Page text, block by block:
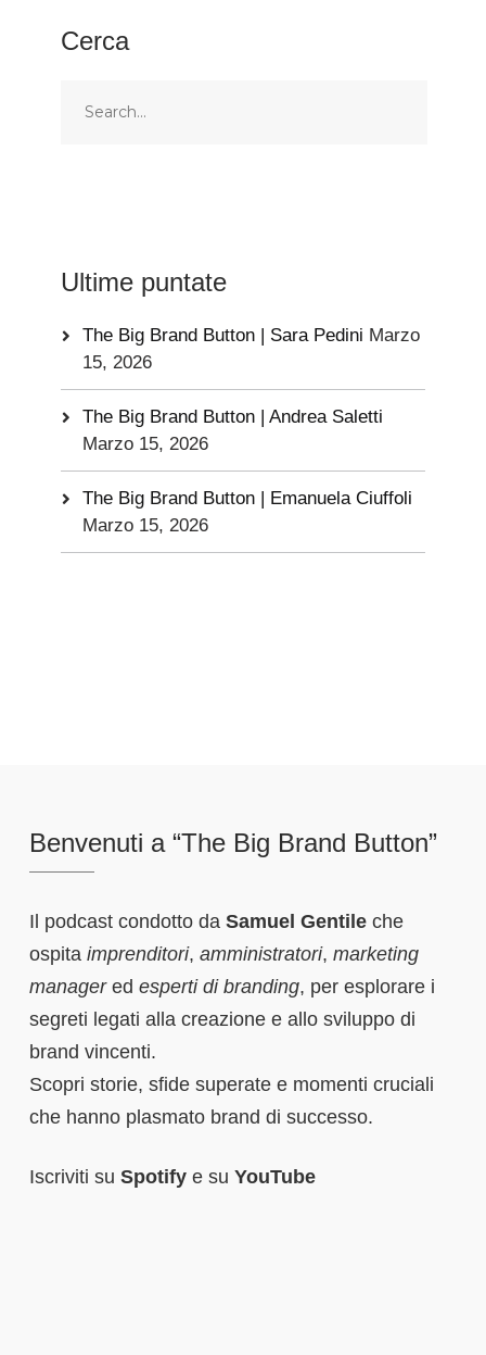
Cerca
Ultime puntate
The Big Brand Button | Sara Pedini Marzo
15, 2026
The Big Brand Button | Andrea Saletti
Marzo 15, 2026
The Big Brand Button | Emanuela Ciuffoli
Marzo 15, 2026
Benvenuti a “The Big Brand Button”
Il podcast condotto da Samuel Gentileche
ospita imprenditori, amministratori, marketing
managered esperti di branding, per esplorare i
segreti legati alla creazione e allo sviluppo di
brand vincenti.
Scopri storie, sfide superate e momenti cruciali
che hanno plasmato brand di successo.
Iscriviti su Spotifye su YouTube